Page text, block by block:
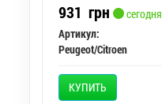
931 грн
сегодня
Артикул:
Peugeot/Citroen
КУПИТЬ